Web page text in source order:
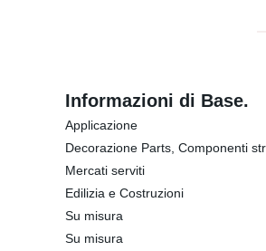
Informazioni di Base.
Applicazione
Decorazione Parts, Componenti
Mercati serviti
Edilizia e Costruzioni
Su misura
Su misura